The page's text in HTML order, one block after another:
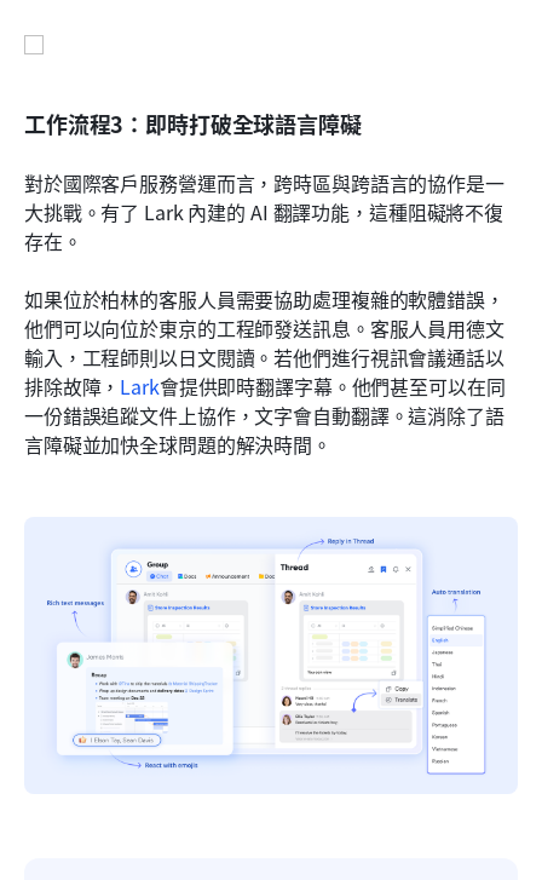
工作流程3：即時打破全球語言障礙
對於國際客戶服務營運而言，跨時區與跨語言的協作是一
大挑戰。有了 Lark 內建的 AI 翻譯功能，這種阻礙將不復
存在。
如果位於柏林的客服人員需要協助處理複雜的軟體錯誤，
他們可以向位於東京的工程師發送訊息。客服人員用德文
輸入，工程師則以日文閱讀。若他們進行視訊會議通話以
排除故障， Lark會提供即時翻譯字幕。他們甚至可以在同
一份錯誤追蹤文件上協作，文字會自動翻譯。這消除了語
言障礙並加快全球問題的解決時間。